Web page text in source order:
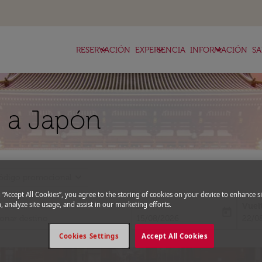
RESERVACIÓN
keyboard_arrow_down EXPERIENCIA
keyboard_arrow_down INFORMACIÓN
keyboard_arrow_down
a Japón
Ida
fc-
“Accept All Cookies”, you agree to the storing of cookies on your device to enhance
analyze site usage, and assist in our marketing efforts.
Accept All Cookies
Cookies Settings